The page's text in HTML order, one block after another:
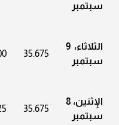
سبتمبر
الثلاثاء، 9
سبتمبر
35.675
الإثنين، 8
سبتمبر
35.675